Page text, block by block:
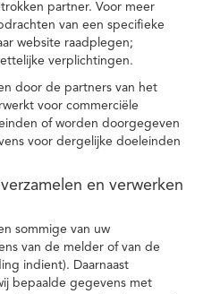
partner. Voor meer
van een specifieke
website raadplegen;
verplichtingen.
door de partners van het
voor commerciële
of worden doorgegeven
voor dergelijke doeleinden
en verwerken
sommige van uw
van de melder of van de
indient). Daarnaast
bepaalde gegevens met